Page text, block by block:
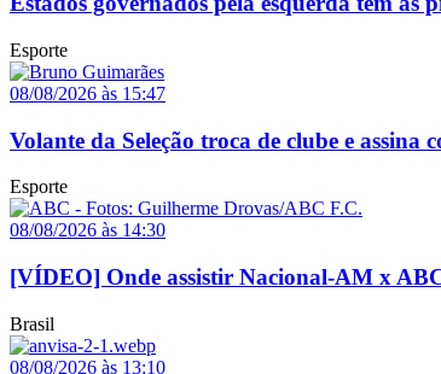
Esporte
08/08/2026 às 15:47
Volante da Seleção troca de clube e assina
Esporte
08/08/2026 às 14:30
[VÍDEO] Onde assistir Nacional-AM x
Brasil
08/08/2026 às 13:10